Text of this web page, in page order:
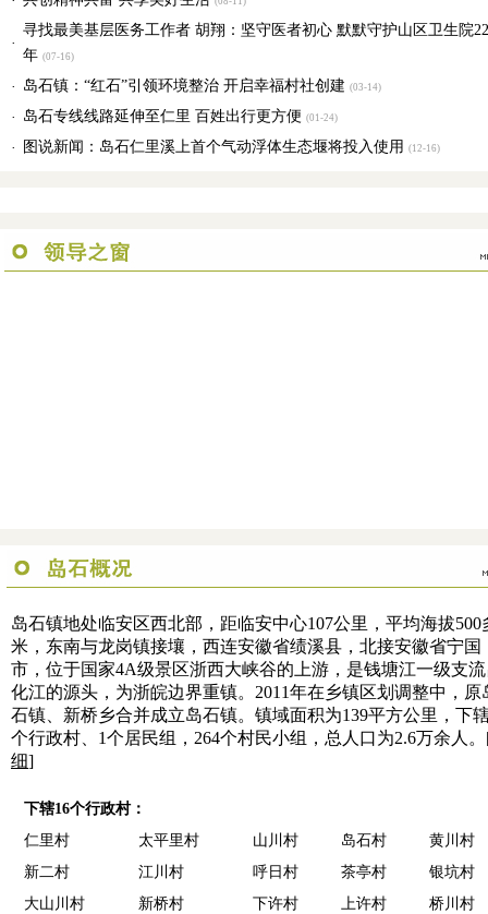
·
寻找最美基层医务工作者 胡翔：坚守医者初心 默默守护山区卫生院22
年 (07-16)
· 岛石镇：“红石”引领环境整治 开启幸福村社创建 (03-14)
· 岛石专线线路延伸至仁里 百姓出行更方便 (01-24)
· 图说新闻：岛石仁里溪上首个气动浮体生态堰将投入使用 (12-16)
岛石镇地处临安区西北部，距临安中心107公里，平均海拔500
米，东南与龙岗镇接壤，西连安徽省绩溪县，北接安徽省宁国
市，位于国家4A级景区浙西大峡谷的上游，是钱塘江一级支
化江的源头，为浙皖边界重镇。2011年在乡镇区划调整中，原
石镇、新桥乡合并成立岛石镇。镇域面积为139平方公里，下
个行政村、1个居民组，264个村民小组，总人口为2.6万余人
细]
下辖16个行政村：
仁里村
太平里村 山川村 岛石村
黄川村
新二村
江川村 呼日村 茶亭村
银坑村
大山川村
新桥村 下许村 上许村
桥川村